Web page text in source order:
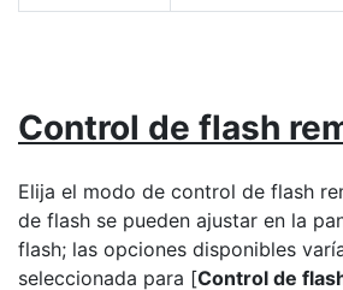
Control de flash
Elija el modo de control de flash
de flash se pueden ajustar en la
flash; las opciones disponibles
seleccionada para [Control de